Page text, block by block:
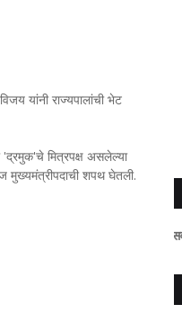
यांनी राज्यपालांची भेट
'द्रमुक'चे मित्रपक्ष असलेल्या
मुख्यमंत्रीपदाची शपथ घेतली.
दर्पण न्यूज वर आपल्या सर्वांचे सहर्ष